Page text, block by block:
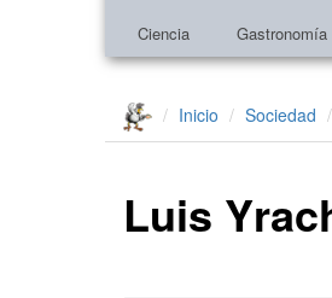
Ciencia
Gastronomía
Inicio Sociedad
Luis